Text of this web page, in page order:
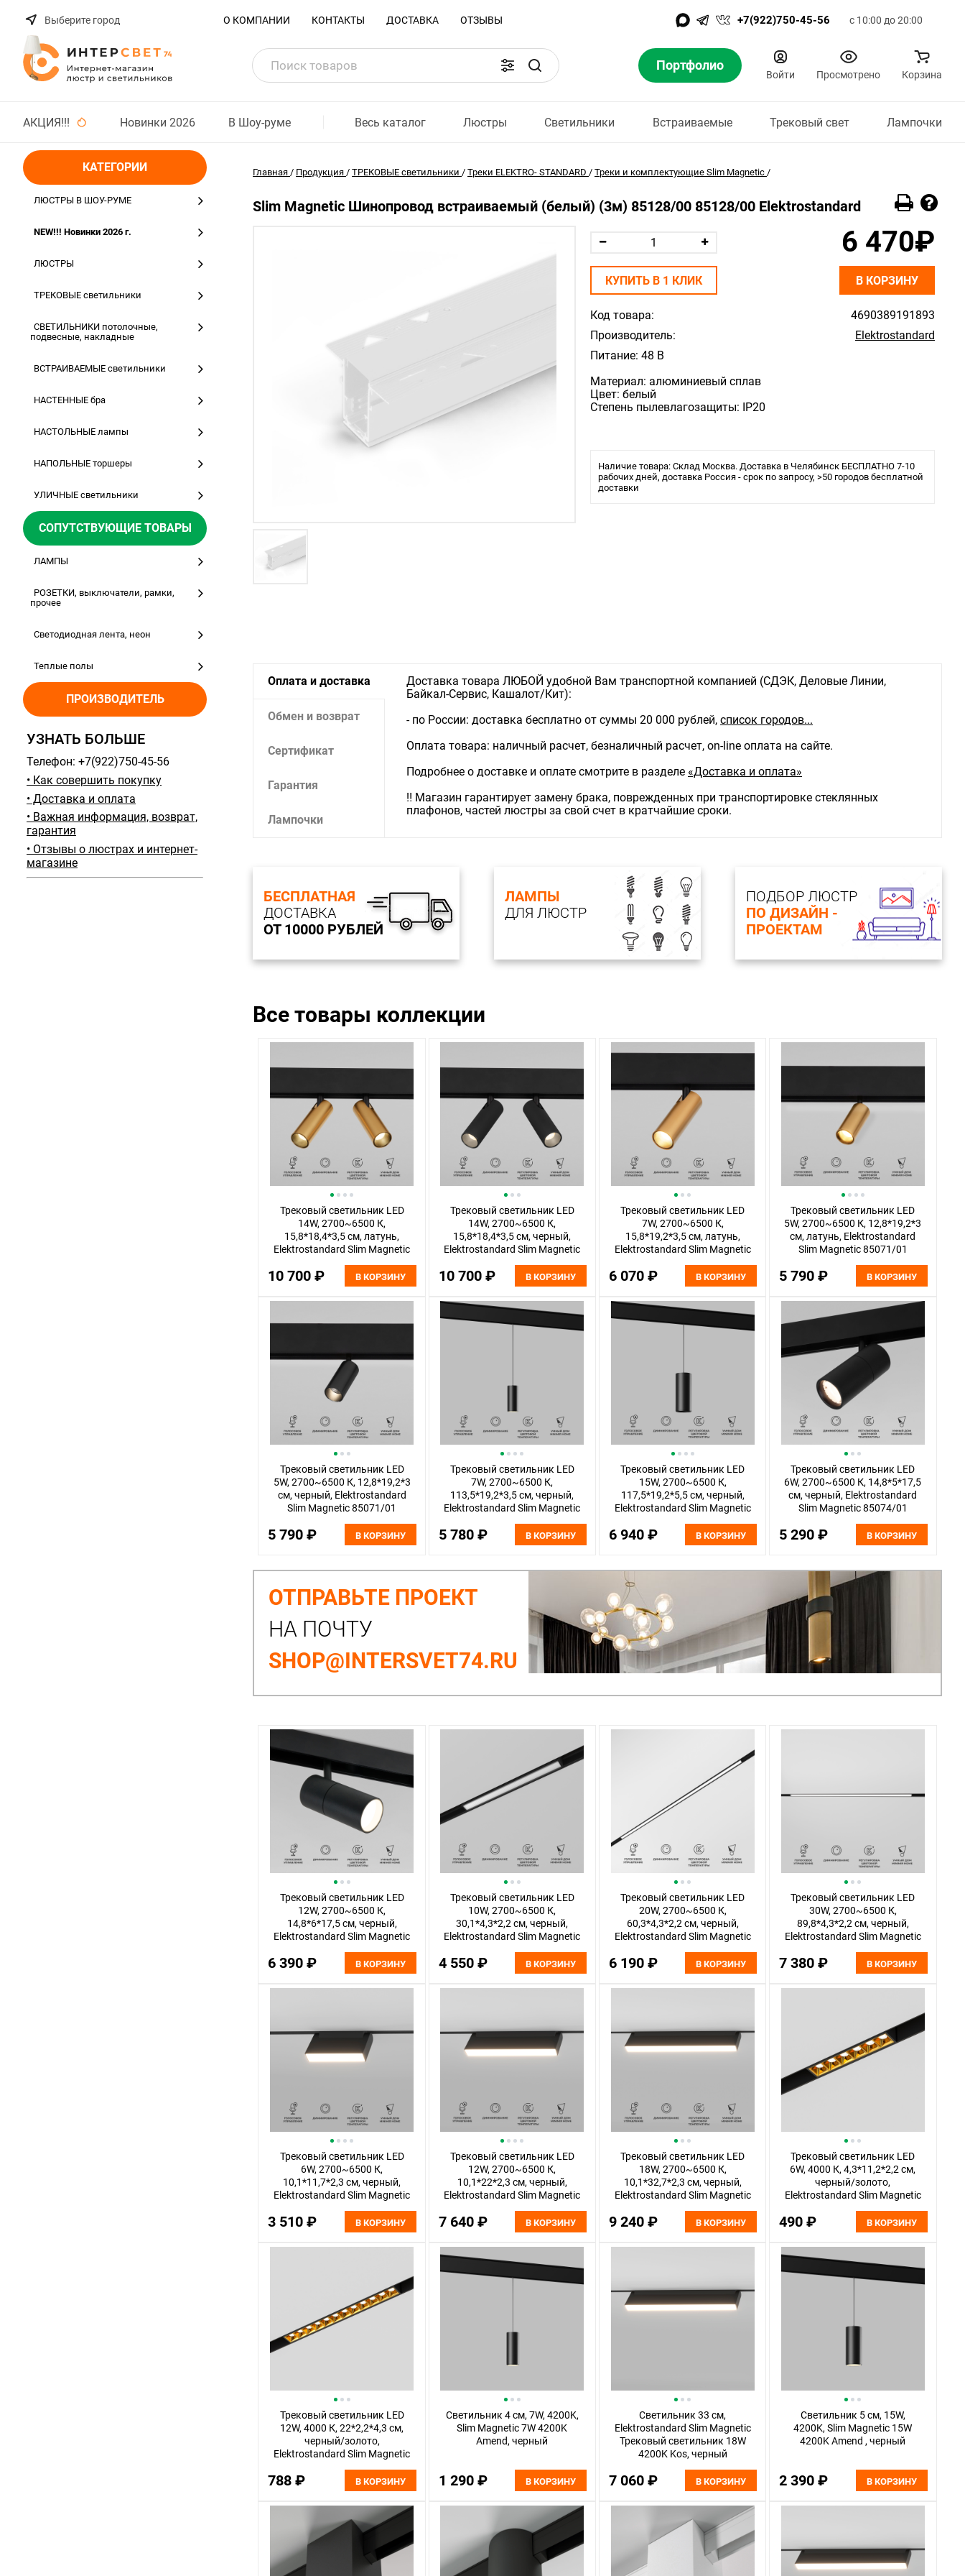
Выберите город О КОМПАНИИ КОНТАКТЫ ДОСТАВКА ОТЗЫВЫ +7(922)750-45-56 с 10:00 до 20:00
Портфолио
Войти Просмотрено Корзина
АКЦИЯ!!! Новинки 2026 В Шоу-руме Весь каталог Люстры Светильники Встраиваемые Трековый свет Лампочки
КАТЕГОРИИ
ЛЮСТРЫ В ШОУ-РУМЕ
NEW!!! Новинки 2026 г.
ЛЮСТРЫ
ТРЕКОВЫЕ светильники
СВЕТИЛЬНИКИ потолочные,
подвесные, накладные
ВСТРАИВАЕМЫЕ светильники
НАСТЕННЫЕ бра
НАСТОЛЬНЫЕ лампы
НАПОЛЬНЫЕ торшеры
УЛИЧНЫЕ светильники
СОПУТСТВУЮЩИЕ ТОВАРЫ
ЛАМПЫ
РОЗЕТКИ, выключатели, рамки,
прочее
Светодиодная лента, неон
Теплые полы
ПРОИЗВОДИТЕЛЬ
УЗНАТЬ БОЛЬШЕ
Телефон: +7(922)750-45-56
• Как совершить покупку
• Доставка и оплата
• Важная информация, возврат,
гарантия
• Отзывы о люстрах и интернет-
магазине
Главная / Продукция / ТРЕКОВЫЕ светильники / Треки ELEKTRO- STANDARD / Треки и комплектующие Slim Magnetic /
Slim Magnetic Шинопровод встраиваемый (белый) (3м) 85128/00 85128/00 Elektrostandard
Код товара:
4690389191893
Производитель:
Elektrostandard
Питание: 48 В
Материал: алюминиевый сплав
Цвет: белый
Степень пылевлагозащиты: IP20
Наличие товара: Склад Москва. Доставка в Челябинск БЕСПЛАТНО 7-10
рабочих дней, доставка Россия - срок по запросу, >50 городов бесплатной
доставки
6 470₽
КУПИТЬ В 1 КЛИК В КОРЗИНУ
Оплата и доставка
Обмен и возврат
Сертификат
Гарантия
Лампочки
Доставка товара ЛЮБОЙ удобной Вам транспортной компанией (СДЭК, Деловые Линии,
Байкал-Сервис, Кашалот/Кит):
- по России: доставка бесплатно от суммы 20 000 рублей, список городов...
Оплата товара: наличный расчет, безналичный расчет, on-line оплата на сайте.
Подробнее о доставке и оплате смотрите в разделе «Доставка и оплата»
‼️ Магазин гарантирует замену брака, поврежденных при транспортировке стеклянных
плафонов, частей люстры за свой счет в кратчайшие сроки.
БЕСПЛАТНАЯ
ДОСТАВКА
ОТ 10000 РУБЛЕЙ
ЛАМПЫ
ДЛЯ ЛЮСТР
ПОДБОР ЛЮСТР
ПО ДИЗАЙН -
ПРОЕКТАМ
Все товары коллекции
Трековый светильник LED
14W, 2700~6500 К,
15,8*18,4*3,5 см, латунь,
Elektrostandard Slim Magnetic
10 700 ₽ В КОРЗИНУ
Трековый светильник LED
14W, 2700~6500 К,
15,8*18,4*3,5 см, черный,
Elektrostandard Slim Magnetic
10 700 ₽ В КОРЗИНУ
Трековый светильник LED
7W, 2700~6500 К,
15,8*19,2*3,5 см, латунь,
Elektrostandard Slim Magnetic
6 070 ₽ В КОРЗИНУ
Трековый светильник LED
5W, 2700~6500 К, 12,8*19,2*3
см, латунь, Elektrostandard
Slim Magnetic 85071/01
5 790 ₽ В КОРЗИНУ
Трековый светильник LED
5W, 2700~6500 К, 12,8*19,2*3
см, черный, Elektrostandard
Slim Magnetic 85071/01
5 790 ₽ В КОРЗИНУ
Трековый светильник LED
7W, 2700~6500 К,
113,5*19,2*3,5 см, черный,
Elektrostandard Slim Magnetic
5 780 ₽ В КОРЗИНУ
Трековый светильник LED
15W, 2700~6500 К,
117,5*19,2*5,5 см, черный,
Elektrostandard Slim Magnetic
6 940 ₽ В КОРЗИНУ
Трековый светильник LED
6W, 2700~6500 К, 14,8*5*17,5
см, черный, Elektrostandard
Slim Magnetic 85074/01
5 290 ₽ В КОРЗИНУ
ОТПРАВЬТЕ ПРОЕКТ
НА ПОЧТУ
SHOP@INTERSVET74.RU
Трековый светильник LED
12W, 2700~6500 К,
14,8*6*17,5 см, черный,
Elektrostandard Slim Magnetic
6 390 ₽ В КОРЗИНУ
Трековый светильник LED
10W, 2700~6500 К,
30,1*4,3*2,2 см, черный,
Elektrostandard Slim Magnetic
4 550 ₽ В КОРЗИНУ
Трековый светильник LED
20W, 2700~6500 К,
60,3*4,3*2,2 см, черный,
Elektrostandard Slim Magnetic
6 190 ₽ В КОРЗИНУ
Трековый светильник LED
30W, 2700~6500 К,
89,8*4,3*2,2 см, черный,
Elektrostandard Slim Magnetic
7 380 ₽ В КОРЗИНУ
Трековый светильник LED
6W, 2700~6500 К,
10,1*11,7*2,3 см, черный,
Elektrostandard Slim Magnetic
3 510 ₽ В КОРЗИНУ
Трековый светильник LED
12W, 2700~6500 К,
10,1*22*2,3 см, черный,
Elektrostandard Slim Magnetic
7 640 ₽ В КОРЗИНУ
Трековый светильник LED
18W, 2700~6500 К,
10,1*32,7*2,3 см, черный,
Elektrostandard Slim Magnetic
9 240 ₽ В КОРЗИНУ
Трековый светильник LED
6W, 4000 К, 4,3*11,2*2,2 см,
черный/золото,
Elektrostandard Slim Magnetic
490 ₽ В КОРЗИНУ
Трековый светильник LED
12W, 4000 К, 22*2,2*4,3 см,
черный/золото,
Elektrostandard Slim Magnetic
788 ₽ В КОРЗИНУ
Светильник 4 см, 7W, 4200K,
Slim Magnetic 7W 4200K
Amend, черный
1 290 ₽ В КОРЗИНУ
Светильник 33 см,
Elektrostandard Slim Magnetic
Трековый светильник 18W
4200K Kos, черный
7 060 ₽ В КОРЗИНУ
Светильник 5 см, 15W,
4200K, Slim Magnetic 15W
4200K Amend , черный
2 390 ₽ В КОРЗИНУ